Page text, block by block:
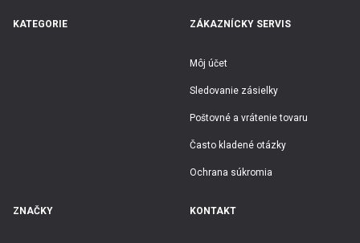
Heslo Zabudli ste heslo?
Google účet
KATEGORIE ZÁKAZNÍCKY SERVIS
Môj účet
Sledovanie zásielky
Poštovné a vrátenie tovaru
Často kladené otázky
Ochrana súkromia
ZNAČKY KONTAKT